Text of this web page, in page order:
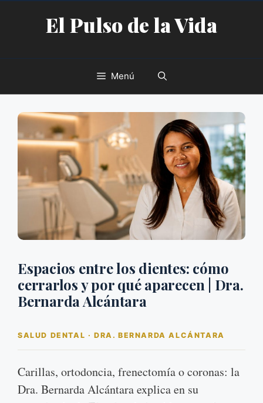
contenidoEl Pulso de la Vida
Menú
Espacios entre los dientes: cómo
cerrarlos y por qué aparecen | Dra.
Bernarda Alcántara
SALUD DENTAL · DRA. BERNARDA ALCÁNTARA
Carillas, ortodoncia, frenectomía o coronas: la
Dra. Bernarda Alcántara explica en su